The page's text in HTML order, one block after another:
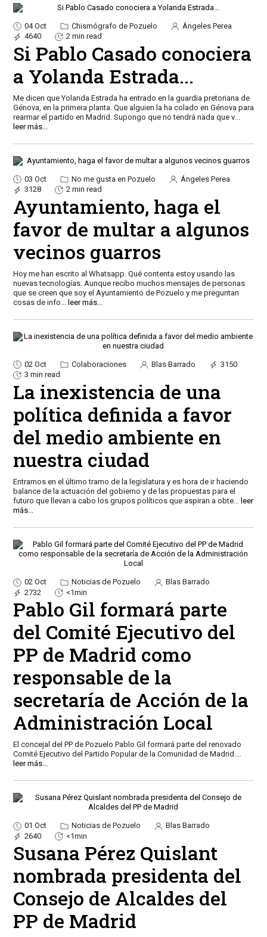
04 Oct Chismógrafo de Pozuelo
Ángeles Perea
4640
2 min read
Si Pablo Casado conociera
a Yolanda Estrada...
Me dicen que Yolanda Estrada ha entrado en la guardia pretoriana de
Génova, en la primera planta. Que alguien la ha colado en Génova para
rearmar el partido en Madrid. Supongo que no tendrá nada que v...
leer más...
03 Oct No me gusta en Pozuelo
Ángeles Perea
3128
2 min read
Ayuntamiento, haga el
favor de multar a algunos
vecinos guarros
Hoy me han escrito al Whatsapp. Qué contenta estoy usando las
nuevas tecnologías. Aunque recibo muchos mensajes de personas
que se creen que soy el Ayuntamiento de Pozuelo y me preguntan
cosas de info
leer más...
02 Oct Colaboraciones Blas Barrado
3150
3 min read
La inexistencia de una
política definida a favor
del medio ambiente en
nuestra ciudad
Entramos en el último tramo de la legislatura y es hora de ir haciendo
balance de la actuación del gobierno y de las propuestas para el
futuro que llevan a cabo los grupos políticos que aspiran a obte...
leer
más...
02 Oct Noticias de Pozuelo
Blas Barrado
2732
<1min
Pablo Gil formará parte
del Comité Ejecutivo del
PP de Madrid como
responsable de la
secretaría de Acción de la
Administración Local
El concejal del PP de Pozuelo Pablo Gil formará parte del renovado
Comité Ejecutivo del Partido Popular de la Comunidad de Madrid....
leer más...
01 Oct Noticias de Pozuelo
Blas Barrado
2640
<1min
Susana Pérez Quislant
nombrada presidenta del
Consejo de Alcaldes del
PP de Madrid